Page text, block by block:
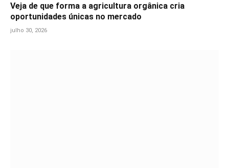
Veja de que forma a agricultura orgânica cria
oportunidades únicas no mercado
julho 30, 2026